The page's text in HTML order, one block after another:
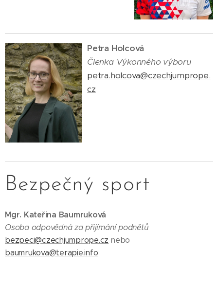
Petra Holcová
Členka Výkonného výboru
petra.holcova@czechjumprope.
cz
Bezpečný sport
Mgr. Kateřina Baumruková
Osoba odpovědná za přijímání podnětů
bezpeci@czechjumprope.cz nebo
baumrukova@terapie.info